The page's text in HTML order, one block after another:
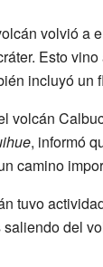
volvió a
Esto
incluyó un
volcán
, informó
camino
tuvo
del